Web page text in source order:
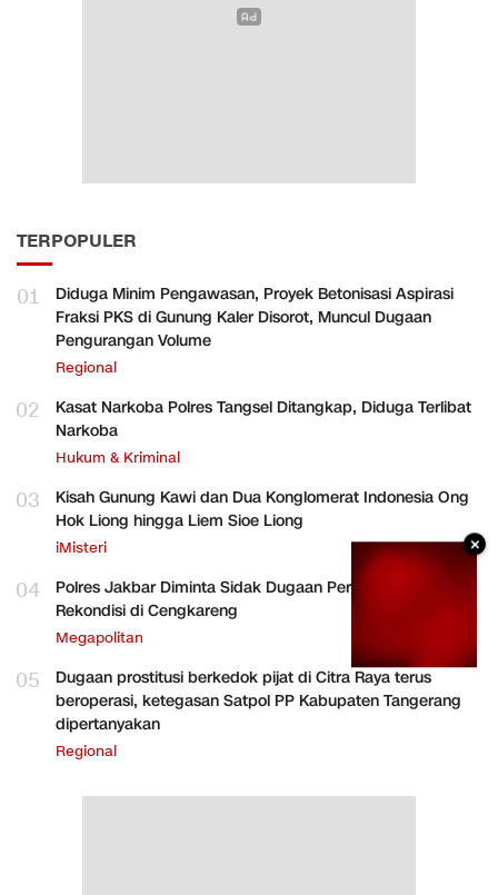
TERPOPULER
01
Diduga Minim Pengawasan, Proyek Betonisasi Aspirasi
Fraksi PKS di Gunung Kaler Disorot, Muncul Dugaan
Pengurangan Volume
Regional
02
Kasat Narkoba Polres Tangsel Ditangkap, Diduga Terlibat
Narkoba
Hukum & Kriminal
03
Kisah Gunung Kawi dan Dua Konglomerat Indonesia Ong
Hok Liong hingga Liem Sioe Liong
iMisteri
04
Polres Jakbar Diminta Sidak Dugaan Perakitan HP
Rekondisi di Cengkareng
Megapolitan
05
Dugaan prostitusi berkedok pijat di Citra Raya terus
beroperasi, ketegasan Satpol PP Kabupaten Tangerang
dipertanyakan
Regional
×